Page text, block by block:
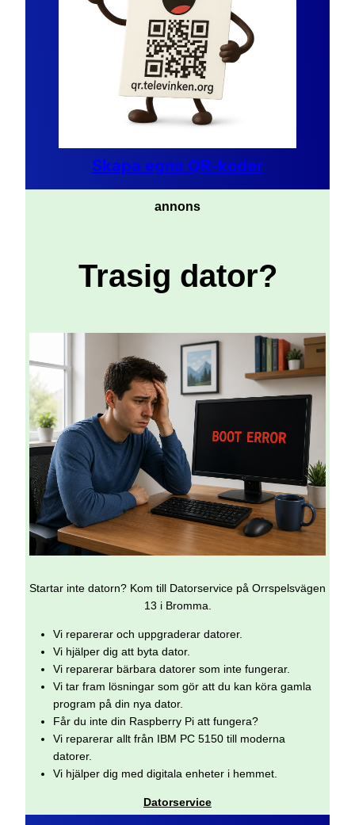
Skapa egna QR-koder
annons
Trasig dator?
Startar inte datorn? Kom till Datorservice på Orrspelsvägen
13 i Bromma.
Vi reparerar och uppgraderar datorer.
Vi hjälper dig att byta dator.
Vi reparerar bärbara datorer som inte fungerar.
Vi tar fram lösningar som gör att du kan köra gamla
program på din nya dator.
Får du inte din Raspberry Pi att fungera?
Vi reparerar allt från IBM PC 5150 till moderna
datorer.
Vi hjälper dig med digitala enheter i hemmet.
Datorservice